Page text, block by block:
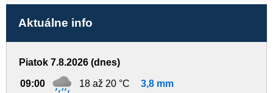
Aktuálne info
Piatok 7.8.2026 (dnes)
09:00 18 až 20 °C 3,8 mm